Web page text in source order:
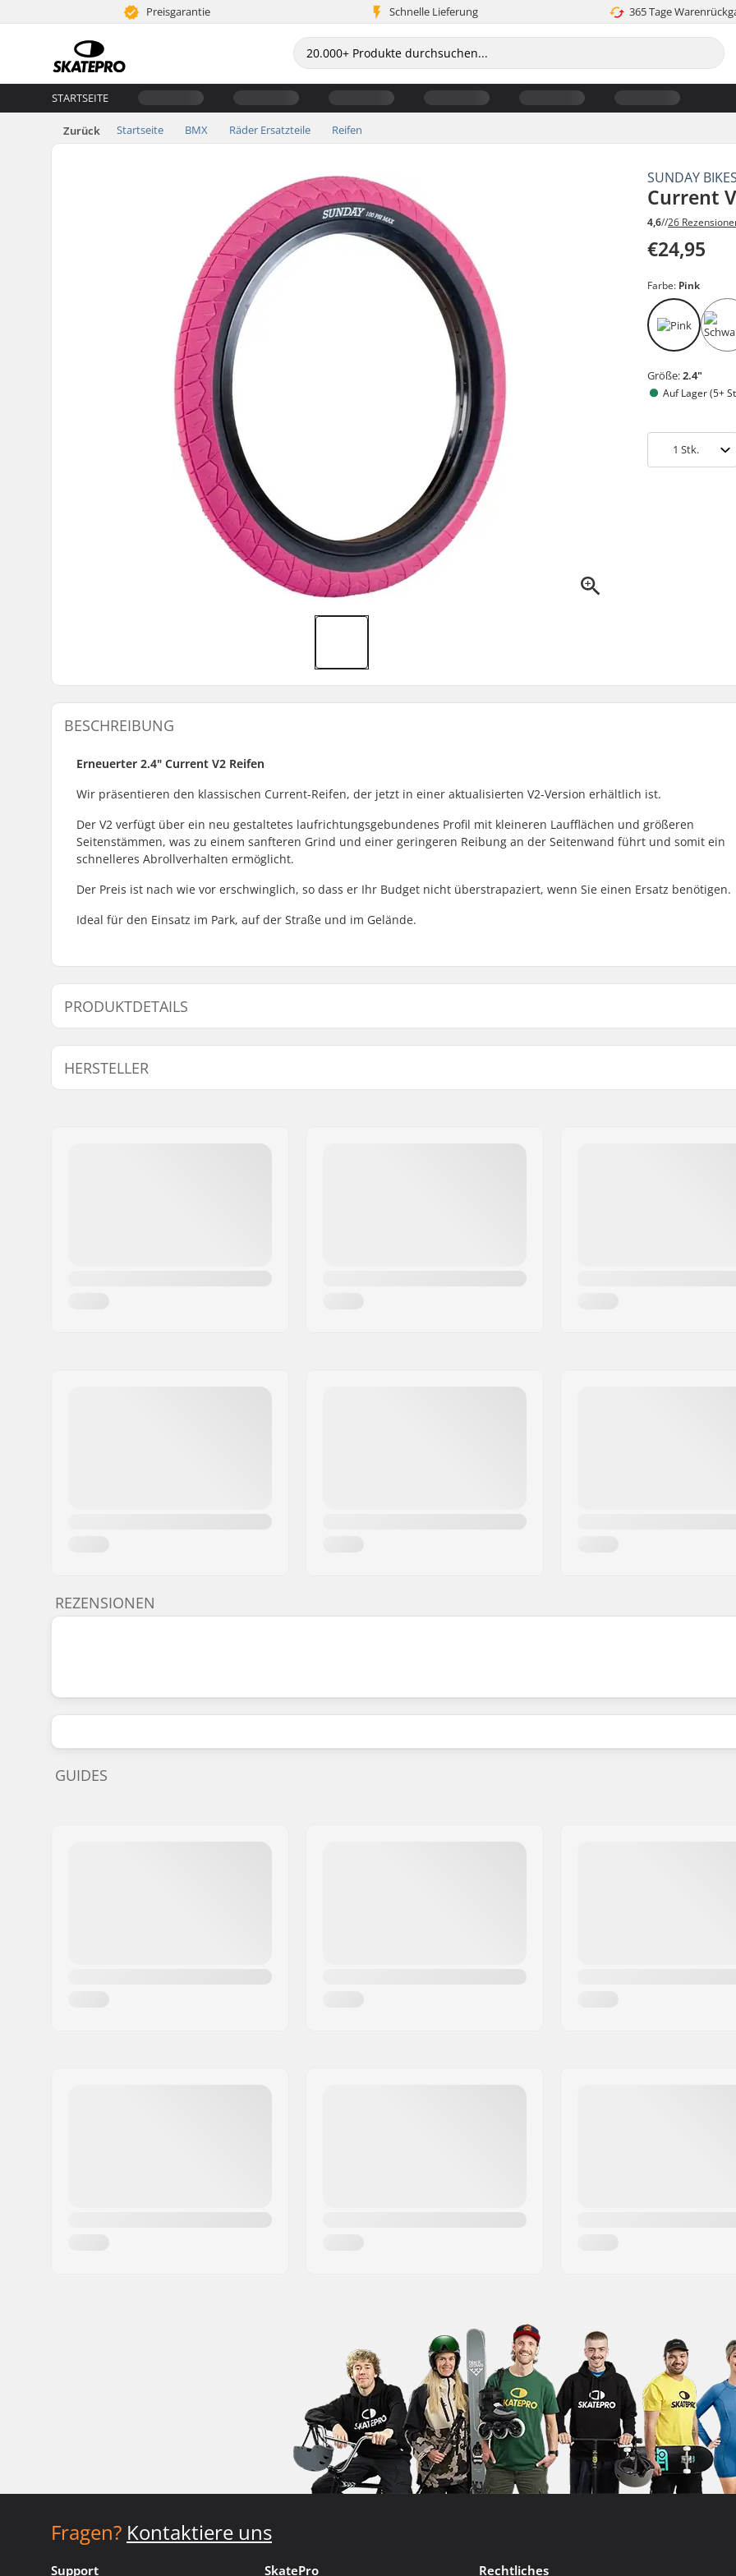
Preisgarantie Schnelle Lieferung 365 Tage
STARTSEITE
Zurück Startseite BMX Räder Ersatzteile Reifen
SUNDAY
Current
4,6//26
€24,95
Farbe: Pink
Größe:2.4"
Auf Lager (5+
1 Stk.
BESCHREIBUNG
Erneuerter 2.4" Current V2 Reifen
Wir präsentieren den klassischen Current-Reifen, der jetzt in einer aktualisierten V2-Version erhältlich ist.
Der V2 verfügt über ein neu gestaltetes laufrichtungsgebundenes Profil mit kleineren Laufflächen und größeren
Seitenstämmen, was zu einem sanfteren Grind und einer geringeren Reibung an der Seitenwand führt und somit ein
schnelleres Abrollverhalten ermöglicht.
Der Preis ist nach wie vor erschwinglich, so dass er Ihr Budget nicht überstrapaziert, wenn Sie einen Ersatz benötigen.
Ideal für den Einsatz im Park, auf der Straße und im Gelände.
PRODUKTDETAILS
BMX Disziplin:
Freestyle BMX
Reifenprofil:
Reifen Material:
Gummimischung
Zusammenklappbar:
Gewicht:
HERSTELLER
REZENSIONEN
GUIDES
Fragen? Kontaktiere uns
Support SkatePro Rechtliches